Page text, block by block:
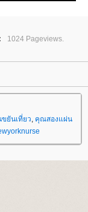
1024 Pageviews.
ยันเที่ยว, คุณสองแผ่น